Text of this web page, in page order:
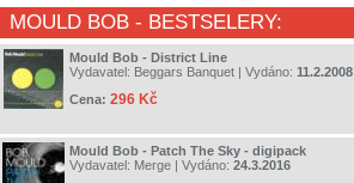
MOULD BOB - BESTSELERY:
Mould Bob - District Line
Vydavatel: Beggars Banquet | Vydáno: 11.2.2008
Cena: 296 Kč
Mould Bob - Patch The Sky - digipack
Vydavatel: Merge | Vydáno: 24.3.2016